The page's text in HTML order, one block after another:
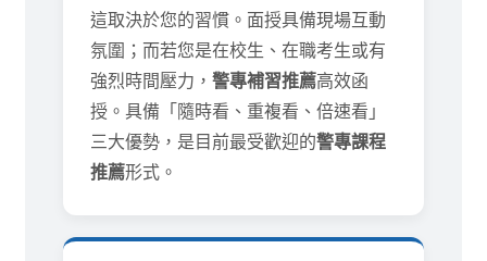
這取決於您的習慣。面授具備現場互動
氛圍；而若您是在校生、在職考生或有
強烈時間壓力， 警專補習推薦高效函
授。具備「隨時看、重複看、倍速看」
三大優勢，是目前最受歡迎的警專課程
推薦形式。